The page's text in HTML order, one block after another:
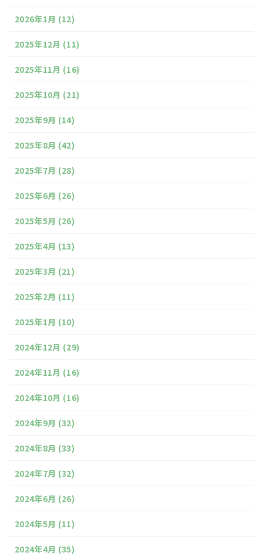
2026年1月 (12)
2025年12月 (11)
2025年11月 (16)
2025年10月 (21)
2025年9月 (14)
2025年8月 (42)
2025年7月 (28)
2025年6月 (26)
2025年5月 (26)
2025年4月 (13)
2025年3月 (21)
2025年2月 (11)
2025年1月 (10)
2024年12月 (29)
2024年11月 (16)
2024年10月 (16)
2024年9月 (32)
2024年8月 (33)
2024年7月 (32)
2024年6月 (26)
2024年5月 (11)
2024年4月 (35)